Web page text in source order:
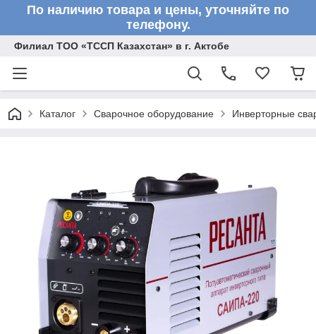
По наличию товара и цены, уточняйте по
телефону.
Филиал ТОО «ТССП Казахстан» в г. Актобе
Каталог Сварочное оборудование Инверторные